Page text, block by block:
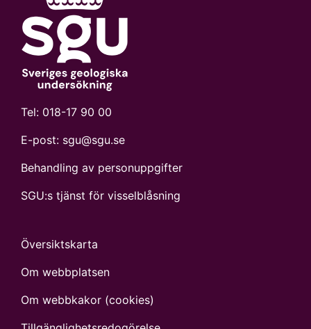
Tel: 018-17 90 00
E-post: sgu@sgu.se
Behandling av personuppgifter
SGU:s tjänst för visselblåsning
Översiktskarta
Om webbplatsen
Om webbkakor (cookies)